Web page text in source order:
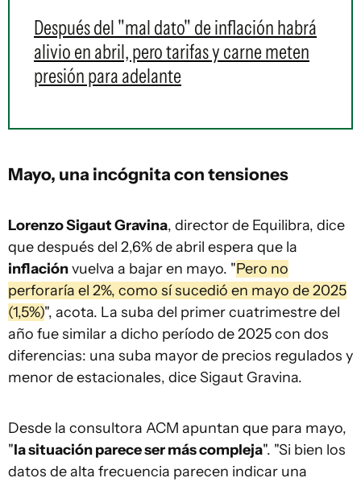
Después del "mal dato" de inflación habrá
alivio en abril, pero tarifas y carne meten
presión para adelante
Mayo, una incógnita con tensiones
Lorenzo Sigaut Gravina, director de Equilibra, dice
que después del 2,6% de abril espera que la
inflaciónvuelva a bajar en mayo. "Pero no
perforaría el 2%, como sí sucedió en mayo de 2025
(1,5%)", acota. La suba del primer cuatrimestre del
año fue similar a dicho período de 2025 con dos
diferencias: una suba mayor de precios regulados y
menor de estacionales, dice Sigaut Gravina.
Desde la consultora ACM apuntan que para mayo,
"la situación parece ser más compleja". "Si bien los
datos de alta frecuencia parecen indicar una